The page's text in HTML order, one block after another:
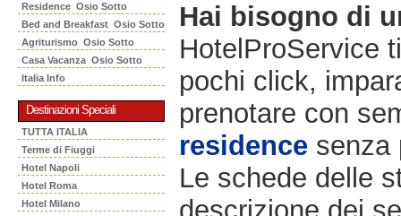
Residence Osio Sotto
Bed and Breakfast Osio Sotto
Agriturismo Osio Sotto
Casa Vacanza Osio Sotto
Italia Info
Destinazioni Speciali
TUTTA ITALIA
Terme di Fiuggi
Hotel Napoli
Hotel Roma
Hotel Milano
Hai bisogno di
HotelProService
pochi click,
prenotare con
residence senza
Le schede delle